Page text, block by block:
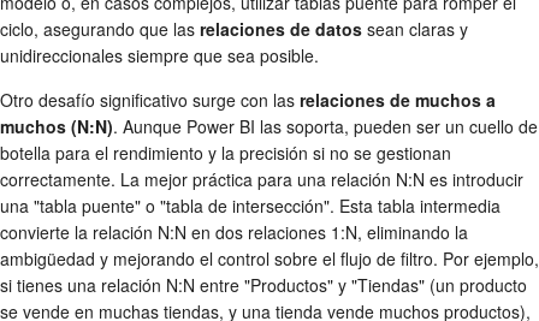
ciclo, asegurando que las relaciones de datos sean claras y
unidireccionales siempre que sea posible.
Otro desafío significativo surge con las relaciones de muchos a
muchos (N:N). Aunque Power BI las soporta, pueden ser un cuello de
botella para el rendimiento y la precisión si no se gestionan
correctamente. La mejor práctica para una relación N:N es introducir
una "tabla puente" o "tabla de intersección". Esta tabla intermedia
convierte la relación N:N en dos relaciones 1:N, eliminando la
ambigüedad y mejorando el control sobre el flujo de filtro. Por ejemplo,
si tienes una relación N:N entre "Productos" y "Tiendas" (un producto
se vende en muchas tiendas, y una tienda vende muchos productos),